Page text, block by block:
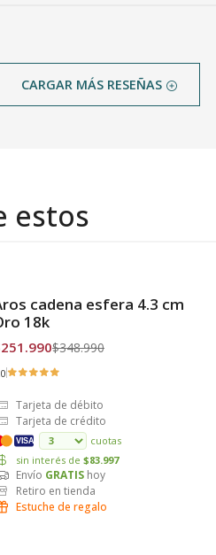
CARGAR MÁS RESEÑAS
estos
Envío Gratis
cadena esfera 4.3 cm
18k
$348.990
Tarjeta de débito
Tarjeta de crédito
VISA
cuotas
sin interés de $83.997
Envío GRATIS hoy
Retiro en tienda
Estuche de regalo